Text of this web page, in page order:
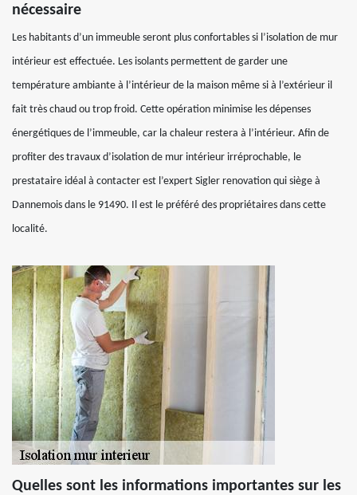
nécessaire
Les habitants d’un immeuble seront plus confortables si l’isolation de mur
intérieur est effectuée. Les isolants permettent de garder une
température ambiante à l’intérieur de la maison même si à l’extérieur il
fait très chaud ou trop froid. Cette opération minimise les dépenses
énergétiques de l’immeuble, car la chaleur restera à l’intérieur. Afin de
profiter des travaux d’isolation de mur intérieur irréprochable, le
prestataire idéal à contacter est l’expert Sigler renovation qui siège à
Dannemois dans le 91490. Il est le préféré des propriétaires dans cette
localité.
Quelles sont les informations importantes sur les